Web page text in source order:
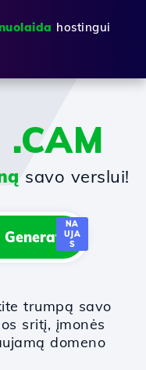
hostingui
.CAM
savo verslui!
Generator
NA
UJA
S
trumpą savo
sritį, įmonės
domeno